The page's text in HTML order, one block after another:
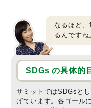
なるほど、
るんですね
SDGs の具体的
サミットではSDGsと
げています。各ゴール